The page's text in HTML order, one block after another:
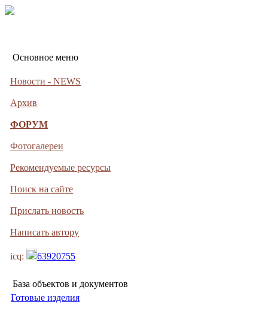
Основное меню
Новости - NEWS
Архив
ФОРУМ
Фотогалереи
Рекомендуемые ресурсы
Поиск на сайте
Прислать новость
Написать автору
icq: 63920755
База объектов и документов
Готовые изделия